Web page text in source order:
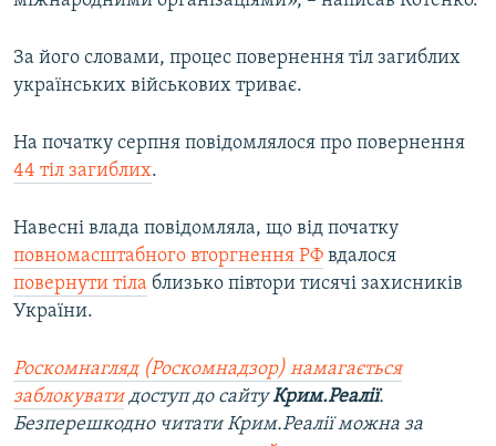
За його словами, процес повернення тіл загиблих
українських військових триває.
На початку серпня повідомлялося про повернення
44 тіл загиблих.
Навесні влада повідомляла, що від початку
повномасштабного вторгнення РФ вдалося
повернути тіла близько півтори тисячі захисників
України.
Роскомнагляд (Роскомнадзор) намагається
заблокуватидоступ до сайтуКрим.Реалії.
Безперешкодно читати Крим.Реалії можна за